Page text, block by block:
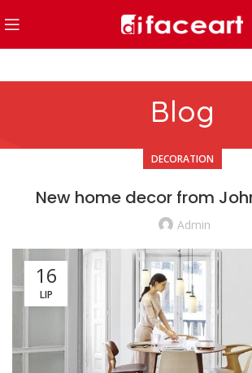
Blog
DECORATION
New home decor from
Admin
16
LIP